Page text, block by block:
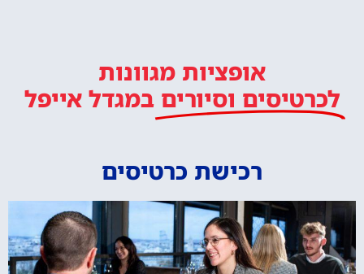
אופציות מגוונות
לכרטיסים וסיורים במגדל אייפל
רכישת כרטיסים